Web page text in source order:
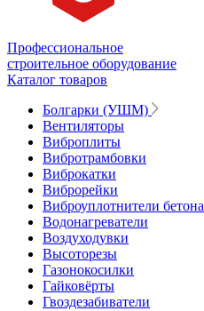
Профессиональное
строительное оборудование
Каталог товаров
Болгарки (УШМ)
Вентиляторы
Виброплиты
Вибротрамбовки
Виброкатки
Виброрейки
Виброуплотнители бетона
Водонагреватели
Воздуходувки
Высоторезы
Газонокосилки
Гайковёрты
Гвоздезабиватели